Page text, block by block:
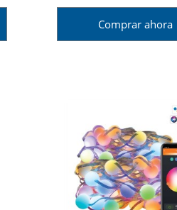
Comprar ahora